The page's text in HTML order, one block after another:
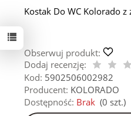
Kostak Do WC Kolorado z
Obserwuj produkt:
Dodaj recenzję:
Kod: 5902506002982
Producent: KOLORADO
Dostępność: Brak (0 szt.)